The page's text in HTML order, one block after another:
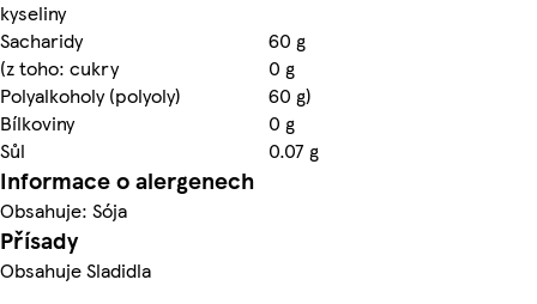
kyseliny
Sacharidy
60 g
(z toho: cukry
0 g
Polyalkoholy (polyoly)
60 g)
Bílkoviny
0 g
Sůl
0.07 g
Informace o alergenech
Obsahuje: Sója
Přísady
Obsahuje Sladidla